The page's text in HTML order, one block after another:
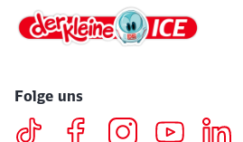
Folge uns